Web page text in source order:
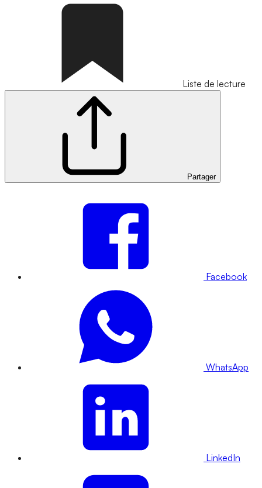
Liste de lecture
Partager
Facebook
WhatsApp
LinkedIn